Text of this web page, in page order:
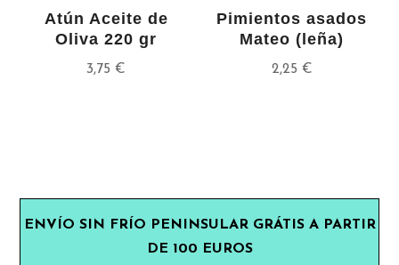
Atún Aceite de
Oliva 220 gr
3,75€
Pimientos asados
Mateo (leña)
2,25 €
ENVÍO SIN FRÍO PENINSULAR GRÁTIS A PARTIR
DE 100 EUROS